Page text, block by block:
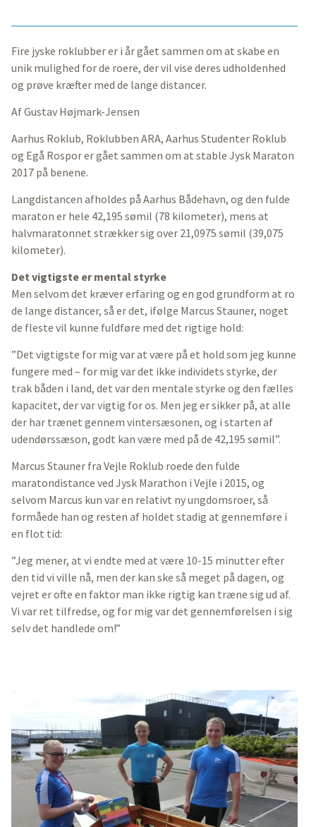
Fire jyske roklubber er i år gået sammen om at skabe en
unik mulighed for de roere, der vil vise deres udholdenhed
og prøve kræfter med de lange distancer.
Af Gustav Højmark-Jensen
Aarhus Roklub, Roklubben ARA, Aarhus Studenter Roklub
og Egå Rospor er gået sammen om at stable Jysk Maraton
2017 på benene.
Langdistancen afholdes på Aarhus Bådehavn, og den fulde
maraton er hele 42,195 sømil (78 kilometer), mens at
halvmaratonnet strækker sig over 21,0975 sømil (39,075
kilometer).
Det vigtigste er mental styrke
Men selvom det kræver erfaring og en god grundform at ro
de lange distancer, så er det, ifølge Marcus Stauner, noget
de fleste vil kunne fuldføre med det rigtige hold:
”Det vigtigste for mig var at være på et hold som jeg kunne
fungere med – for mig var det ikke individets styrke, der
trak båden i land, det var den mentale styrke og den fælles
kapacitet, der var vigtig for os. Men jeg er sikker på, at alle
der har trænet gennem vintersæsonen, og i starten af
udendørssæson, godt kan være med på de 42,195 sømil”.
Marcus Stauner fra Vejle Roklub roede den fulde
maratondistance ved Jysk Marathon i Vejle i 2015, og
selvom Marcus kun var en relativt ny ungdomsroer, så
formåede han og resten af holdet stadig at gennemføre i
en flot tid:
”Jeg mener, at vi endte med at være 10-15 minutter efter
den tid vi ville nå, men der kan ske så meget på dagen, og
vejret er ofte en faktor man ikke rigtig kan træne sig ud af.
Vi var ret tilfredse, og for mig var det gennemførelsen i sig
selv det handlede om!”